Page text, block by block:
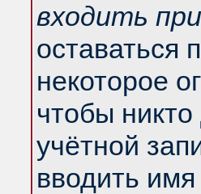
входить
оставаться
некоторое
чтобы
учётной
вводить